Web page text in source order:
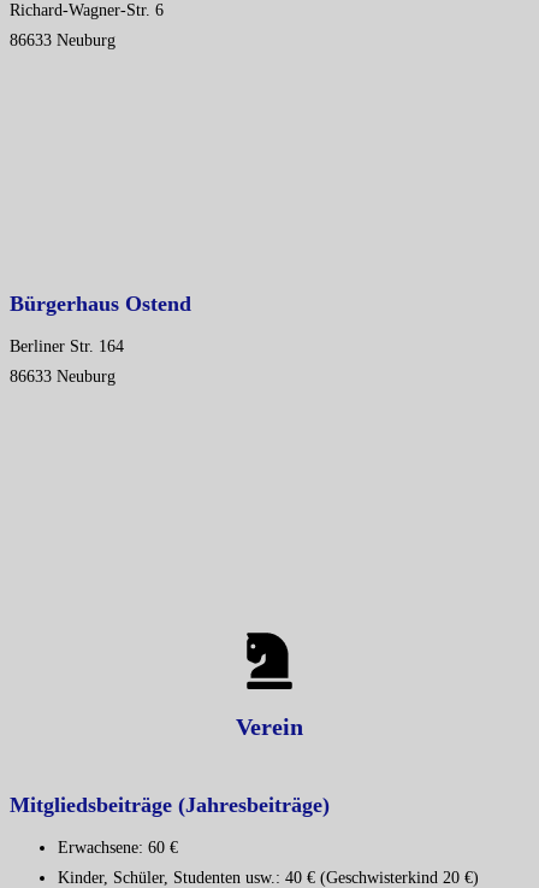
Richard-Wagner-Str. 6
86633 Neuburg
Bürgerhaus Ostend
Berliner Str. 164
86633 Neuburg
Verein
Mitgliedsbeiträge (Jahresbeiträge)
Erwachsene: 60 €
Kinder, Schüler, Studenten usw.: 40 € (Geschwisterkind 20 €)